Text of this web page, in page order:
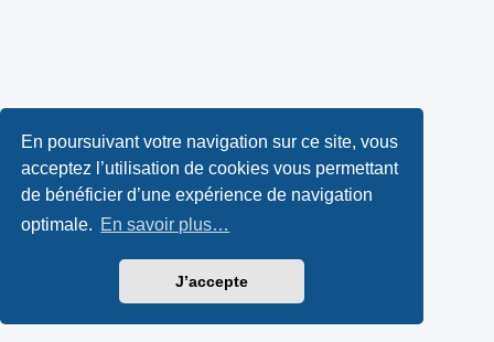
En poursuivant votre navigation sur ce site, vous
acceptez l’utilisation de cookies vous permettant
de bénéficier d’une expérience de navigation
optimale. En savoir plus…
J’accepte